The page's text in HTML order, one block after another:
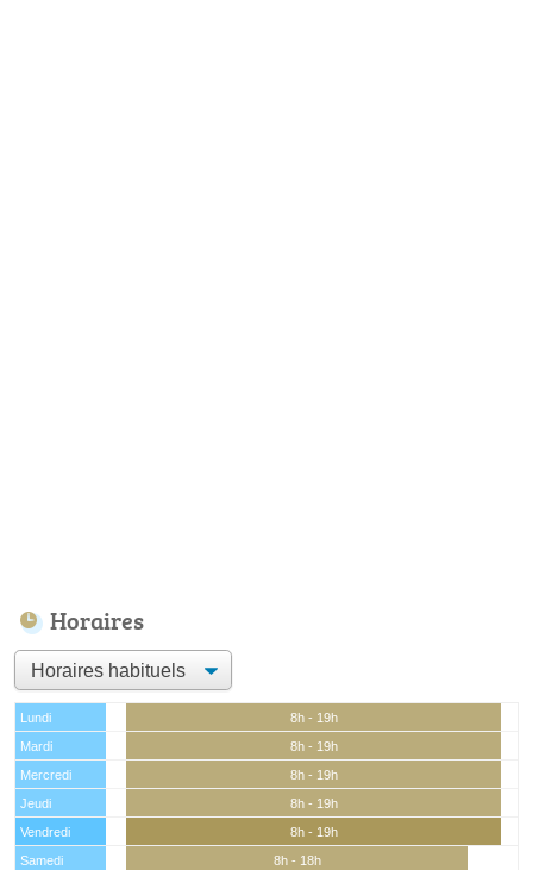
Horaires
Lundi
8h - 19h
Mardi
8h - 19h
Mercredi
8h - 19h
Jeudi
8h - 19h
Vendredi
8h - 19h
Samedi
8h - 18h